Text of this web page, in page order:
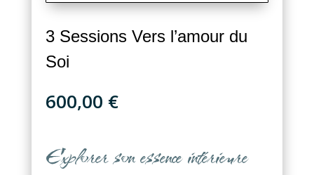
3 Sessions Vers l’amour du
Soi
600,00 €
Explorer son essence intérieure